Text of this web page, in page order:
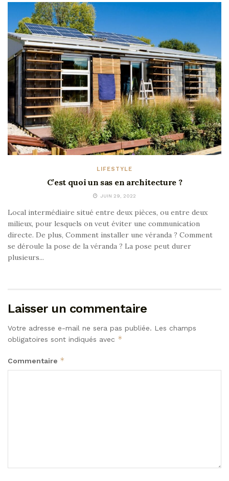
LIFESTYLE
C’est quoi un sas en architecture ?
JUIN 29, 2022
Local intermédiaire situé entre deux pièces, ou entre deux
milieux, pour lesquels on veut éviter une communication
directe. De plus, Comment installer une véranda ? Comment
se déroule la pose de la véranda ? La pose peut durer
plusieurs...
Laisser un commentaire
Votre adresse e-mail ne sera pas publiée. Les champs
obligatoires sont indiqués avec *
Commentaire *